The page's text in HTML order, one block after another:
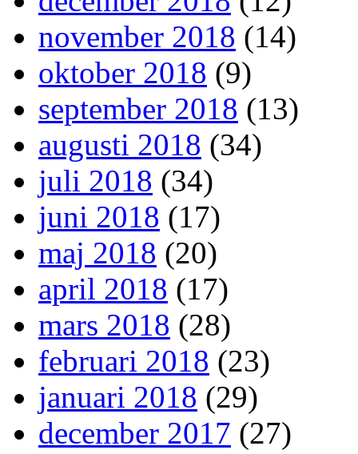
november 2018 (14)
oktober 2018 (9)
september 2018 (13)
augusti 2018 (34)
juli 2018 (34)
juni 2018 (17)
maj 2018 (20)
april 2018 (17)
mars 2018 (28)
februari 2018 (23)
januari 2018 (29)
december 2017 (27)